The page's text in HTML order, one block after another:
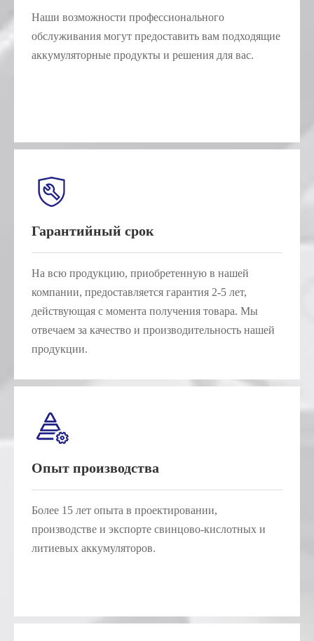
Наши возможности профессионального
обслуживания могут предоставить вам подходящие
аккумуляторные продукты и решения для вас.
Гарантийный срок
На всю продукцию, приобретенную в нашей
компании, предоставляется гарантия 2-5 лет,
действующая с момента получения товара. Мы
отвечаем за качество и производительность нашей
продукции.
Опыт производства
Более 15 лет опыта в проектировании,
производстве и экспорте свинцово-кислотных и
литиевых аккумуляторов.